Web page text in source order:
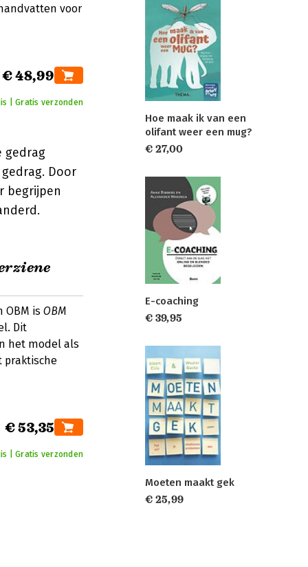
voor
€ 48,99
| Gratis verzonden
gedrag
Door
begrijpen
OBM is OBM
Dit
het model als
praktische
€ 53,35
| Gratis verzonden
Hoe maak ik van een
olifant weer een mug?
€ 27,00
E-coaching
€ 39,95
Moeten maakt gek
€ 25,99